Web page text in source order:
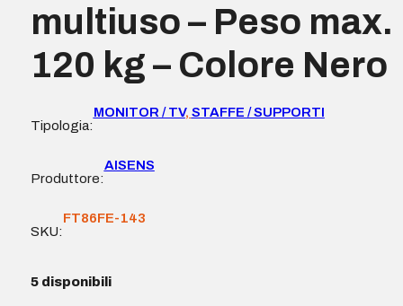
multiuso – Peso max.
120 kg – Colore Nero
Tipologia:
MONITOR / TV, STAFFE / SUPPORTI
Produttore:
AISENS
SKU:
FT86FE-143
5 disponibili